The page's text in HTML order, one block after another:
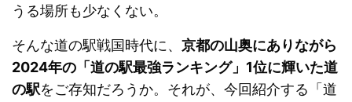
うる場所も少なくない。
そんな道の駅戦国時代に、 京都の山奥にありながら
2024年の「道の駅最強ランキング」1位に輝いた道
の駅をご存知だろうか。それが、今回紹介する「道